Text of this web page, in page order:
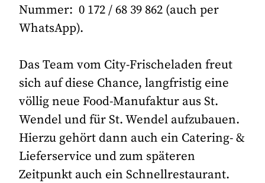
Nummer: 0 172 / 68 39 862 (auch per
WhatsApp).
Das Team vom City-Frischeladen freut
sich auf diese Chance, langfristig eine
völlig neue Food-Manufaktur aus St.
Wendel und für St. Wendel aufzubauen.
Hierzu gehört dann auch ein Catering- &
Lieferservice und zum späteren
Zeitpunkt auch ein Schnellrestaurant.